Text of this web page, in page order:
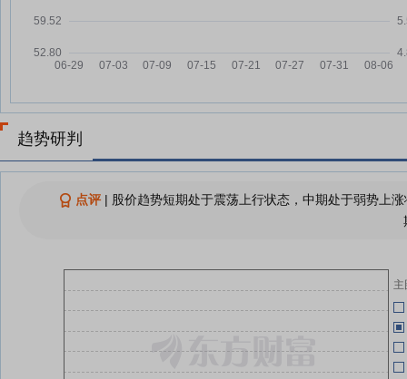
万和电气：融资净偿还151.99万
07-17
万和电气：融资净买入83.4万元，
07-16
万和电气：公司未涉足液冷服务器
领域，无对应研发与技术储备
07-15
万和电气：公司将持续聚焦核心主
04-28
04-28
趋势研判
点评| 股价趋势短期处于震荡上行状态，中期处于弱势上
主